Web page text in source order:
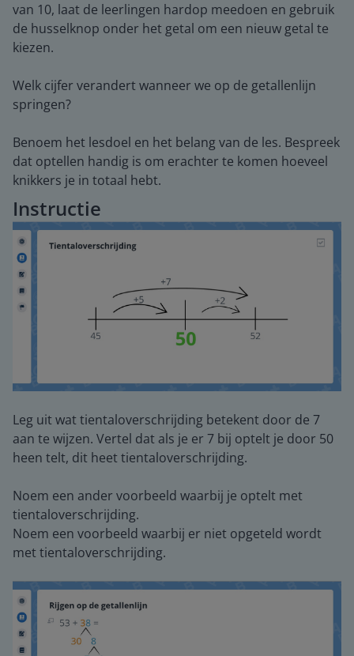
van 10, laat de leerlingen hardop meedoen en gebruik
de husselknop onder het getal om een nieuw getal te
kiezen.
Welk cijfer verandert wanneer we op de getallenlijn
springen?
Benoem het lesdoel en het belang van de les. Bespreek
dat optellen handig is om erachter te komen hoeveel
knikkers je in totaal hebt.
Instructie
Leg uit wat tientaloverschrijding betekent door de 7
aan te wijzen. Vertel dat als je er 7 bij optelt je door 50
heen telt, dit heet tientaloverschrijding.
Noem een ander voorbeeld waarbij je optelt met
tientaloverschrijding.
Noem een voorbeeld waarbij er niet opgeteld wordt
met tientaloverschrijding.